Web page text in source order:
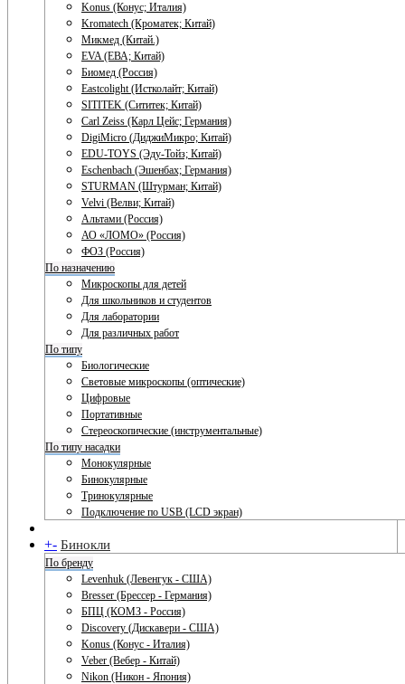
Konus (Конус; Италия)
Kromatech (Кроматек; Китай)
Микмед (Китай.)
EVA (ЕВА; Китай)
Биомед (Россия)
Eastcolight (Истколайт; Китай)
SITITEK (Сититек; Китай)
Carl Zeiss (Карл Цейс; Германия)
DigiMicro (ДиджиМикро; Китай)
EDU-TOYS (Эду-Тойз; Китай)
Eschenbach (Эшенбах; Германия)
STURMAN (Штурман; Китай)
Velvi (Велви; Китай)
Альтами (Россия)
АО «ЛОМО» (Россия)
ФОЗ (Россия)
По назначению
Микроскопы для детей
Для школьников и студентов
Для лаборатории
Для различных работ
По типу
Биологические
Световые микроскопы (оптические)
Цифровые
Портативные
Стереоскопические (инструментальные)
По типу насадки
Монокулярные
Бинокулярные
Тринокулярные
Подключение по USB (LCD экран)
+- Бинокли
По бренду
Levenhuk (Левенгук - США)
Bresser (Брессер - Германия)
БПЦ (КОМЗ - Россия)
Discovery (Дискавери - США)
Konus (Конус - Италия)
Veber (Вебер - Китай)
Nikon (Никон - Япония)